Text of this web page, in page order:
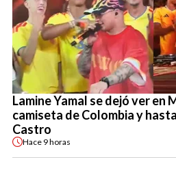
Lamine Yamal se dejó ver en
camiseta de Colombia y
Castro
Hace 9 horas